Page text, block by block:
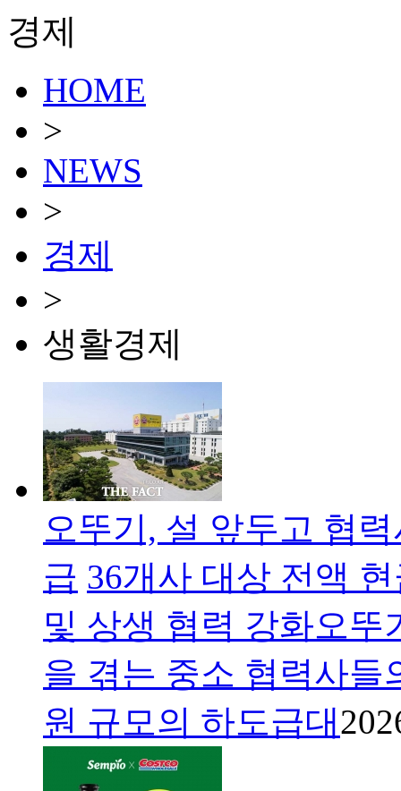
경제
HOME
>
NEWS
>
경제
>
생활경제
오뚜기, 설 앞두고 협
급 36개사 대상 전액
및 상생 협력 강화오
을 겪는 중소 협력사들
원 규모의 하도급대